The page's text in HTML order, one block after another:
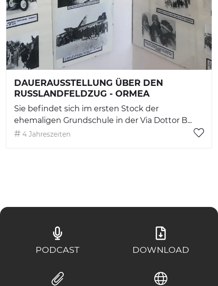
DAUERAUSSTELLUNG ÜBER DEN
RUSSLANDFELDZUG - ORMEA
Sie befindet sich im ersten Stock der
ehemaligen Grundschule in der Via Dottor B...
4 Jahreszeiten
PODCAST DOWNLOAD